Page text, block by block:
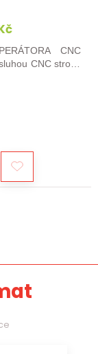
CNC
CNC strojů,